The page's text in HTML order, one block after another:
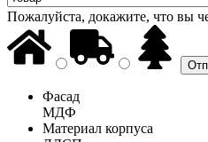
Пожалуйста, докажите, что вы
Фасад
МДФ
Материал корпуса